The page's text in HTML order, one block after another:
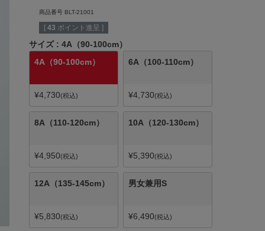
商品番号 BLT-21001
[ 43 ポイント進呈 ]
サイズ
4A（90-100cm）
4A（90-100cm）
¥4,730 税込
6A（100-110cm）
¥4,730 税込
8A（110-120cm）
¥4,950 税込
10A（120-130cm）
¥5,390 税込
12A（135-145cm）
¥5,830 税込
男女兼用S
¥6,490 税込